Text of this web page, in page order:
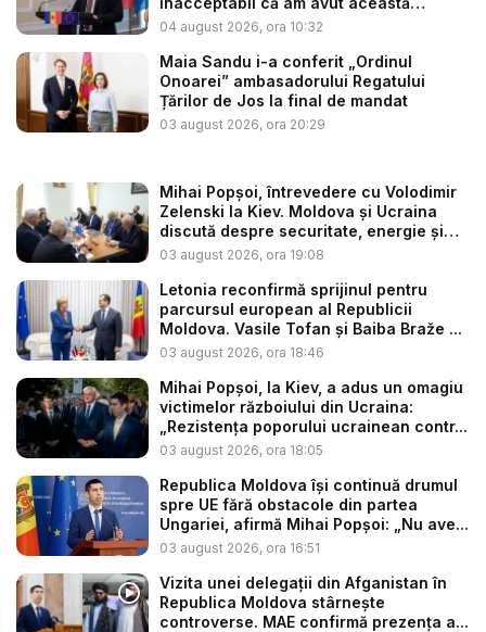
situaț...
04 august 2026, ora 10:32
Maia Sandu i-a conferit „Ordinul
Onoarei” ambasadorului Regatului
Țărilor de Jos la final de mandat
03 august 2026, ora 20:29
Mihai Popșoi, întrevedere cu Volodimir
Zelenski la Kiev. Moldova și Ucraina
discută despre securitate, energie și
d...
03 august 2026, ora 19:08
Letonia reconfirmă sprijinul pentru
parcursul european al Republicii
Moldova. Vasile Tofan și Baiba Braže ...
03 august 2026, ora 18:46
Mihai Popșoi, la Kiev, a adus un omagiu
victimelor războiului din Ucraina:
„Rezistența poporului ucrainean contr...
03 august 2026, ora 18:05
Republica Moldova își continuă drumul
spre UE fără obstacole din partea
Ungariei, afirmă Mihai Popșoi: „Nu ave...
03 august 2026, ora 16:51
Vizita unei delegații din Afganistan în
Republica Moldova stârnește
controverse. MAE confirmă prezența a...